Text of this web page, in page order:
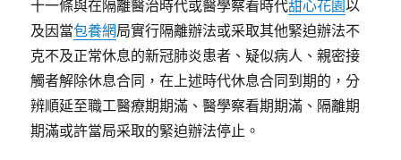
十一條與在隔離醫治時代或醫學察看時代甜心花園以
及因當包養網局實行隔離辦法或采取其他緊迫辦法不
克不及正常休息的新冠肺炎患者、疑似病人、親密接
觸者解除休息合同，在上述時代休息合同到期的，分
辨順延至職工醫療期期滿、醫學察看期期滿、隔離期
期滿或許當局采取的緊迫辦法停止。